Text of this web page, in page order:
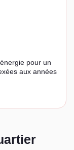
pour un
aux années